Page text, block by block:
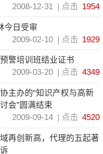
2008-12-31
点击 1954
今日受审
2009-02-10
点击 1929
警培训班结业证书
2009-03-20
点击 4349
主办的“知识产权与高新
会”圆满结束
2009-09-14
点击 4520
再创新高，代理的五起著